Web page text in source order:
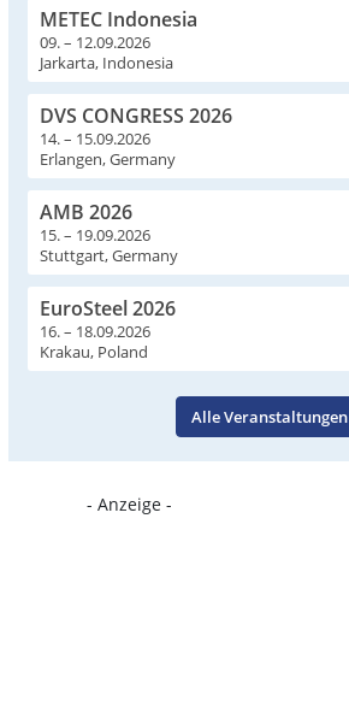
METEC Indonesia
09. – 12.09.2026
Jarkarta, Indonesia
DVS CONGRESS 2026
14. – 15.09.2026
Erlangen, Germany
AMB 2026
15. – 19.09.2026
Stuttgart, Germany
EuroSteel 2026
16. – 18.09.2026
Krakau, Poland
Alle Veranstaltungen
- Anzeige -